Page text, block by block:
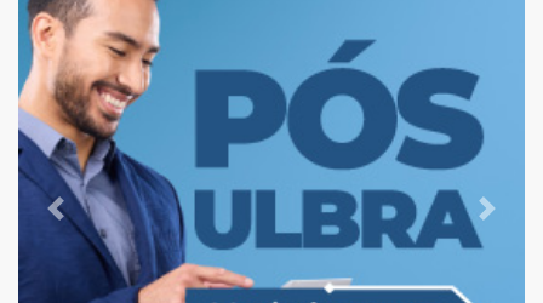
Previous Next